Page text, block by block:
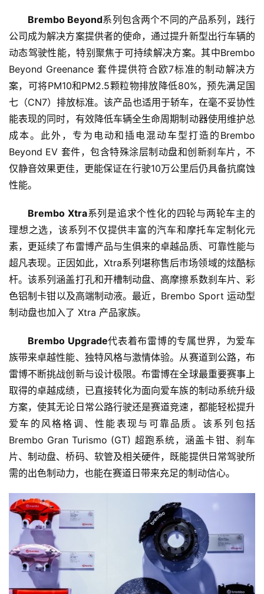
资
讯
商
业
消
费
生
活
财
经
教
育
题
汽
车
·
新
能
源
登录 注册
Brembo Beyond系列包含两个不同的产品系列，践行
公司成为解决方案提供者的使命，通过提升新型出行车辆的
动态驾驶性能，特别聚焦于可持续解决方案。其中Brembo
Beyond Greenance 套件提供符合欧7标准的制动解决方
案，可将PM10和PM2.5颗粒物排放降低80%，预先满足国
七（CN7）排放标准。该产品也适用于轿车，在毫不妥协性
能表现的同时，有效降低车辆全生命周期制动器使用维护总
成本。此外，专为电动和插电混动车型打造的Brembo
Beyond EV 套件，包含特殊涂层制动盘和创新刹车片，不
仅静音效果更佳，更能保证在行驶10万公里后仍具备抗腐蚀
性能。
Brembo Xtra系列是追求个性化的四轮与两轮车主的
理想之选，该系列不仅提供丰富的汽车和摩托车定制化元
素，更延续了布雷博产品与生俱来的卓越品质、可靠性能与
超凡表现。正因如此，Xtra系列堪称售后市场领域的炫酷标
杆。该系列涵盖打孔和开槽制动盘、高摩擦系数刹车片、彩
色铝制卡钳以及高端制动液。最近，Brembo Sport 运动型
制动盘也加入了 Xtra 产品家族。
Brembo Upgrade代表着布雷博的专属世界，为爱车
族带来卓越性能、独特风格与激情体验。从赛道到公路，布
雷博不断挑战创新与设计极限。布雷博在全球最重要赛事上
取得的卓越成绩，已直接转化为面向爱车族的制动系统升级
方案，使其无论日常公路行驶还是赛道竞速，都能轻松提升
爱车的风格格调、性能表现与可靠品质。该系列包括
Brembo Gran Turismo (GT) 超跑系统，涵盖卡钳、刹车
片、制动盘、桥码、软管及相关硬件，既能提供日常驾驶所
需的出色制动力，也能在赛道日带来充足的制动信心。